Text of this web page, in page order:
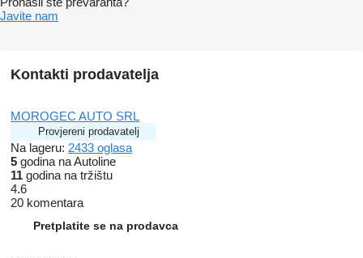
Javite nam
Kontakti prodavatelja
MOROGEC AUTO SRL
Provjereni prodavatelj
Na lageru: 2433 oglasa
5 godina na Autoline
11 godina na tržištu
4.6
20 komentara
Pretplatite se na prodavca